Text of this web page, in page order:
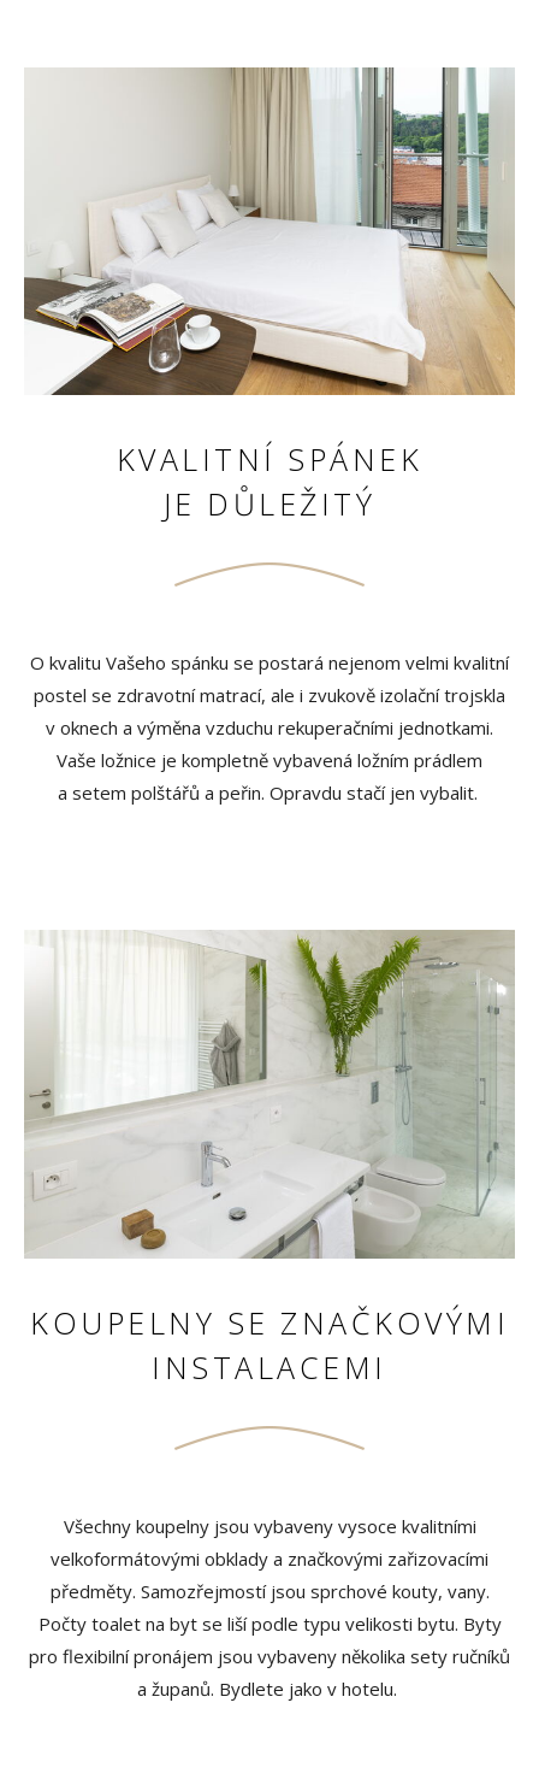
KVALITNÍ SPÁNEK
JE DŮLEŽITÝ
O kvalitu Vašeho spánku se postará nejenom velmi kvalitní
postel se zdravotní matrací, ale i zvukově izolační trojskla
v oknech a výměna vzduchu rekuperačními jednotkami.
Vaše ložnice je kompletně vybavená ložním prádlem
a setem polštářů a peřin. Opravdu stačí jen vybalit.
KOUPELNY SE ZNAČKOVÝMI
INSTALACEMI
Všechny koupelny jsou vybaveny vysoce kvalitními
velkoformátovými obklady a značkovými zařizovacími
předměty. Samozřejmostí jsou sprchové kouty, vany.
Počty toalet na byt se liší podle typu velikosti bytu. Byty
pro flexibilní pronájem jsou vybaveny několika sety ručníků
a županů. Bydlete jako v hotelu.